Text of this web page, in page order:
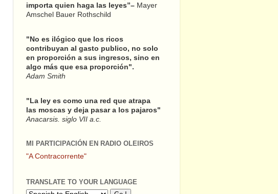
importa quien haga las leyes”– Mayer
Amschel Bauer Rothschild
"No es ilógico que los ricos
contribuyan al gasto publico, no solo
en proporción a sus ingresos, sino en
algo más que esa proporción".
Adam Smith
"La ley es como una red que atrapa
las moscas y deja pasar a los pajaros"
Anacarsis. siglo VII a.c.
MI PARTICIPACIÓN EN RADIO OLEIROS
"A Contracorrente"
TRANSLATE TO YOUR LANGUAGE